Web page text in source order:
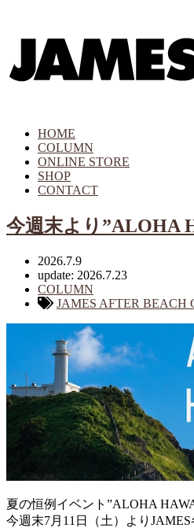
HOME
COLUMN
ONLINE STORE
SHOP
CONTACT
今週末より”ALOHA
2026.7.9
update: 2026.7.23
COLUMN
JAMES AFTER BEACH
夏の恒例イベント”ALOHA
今週末7月11日（土）より